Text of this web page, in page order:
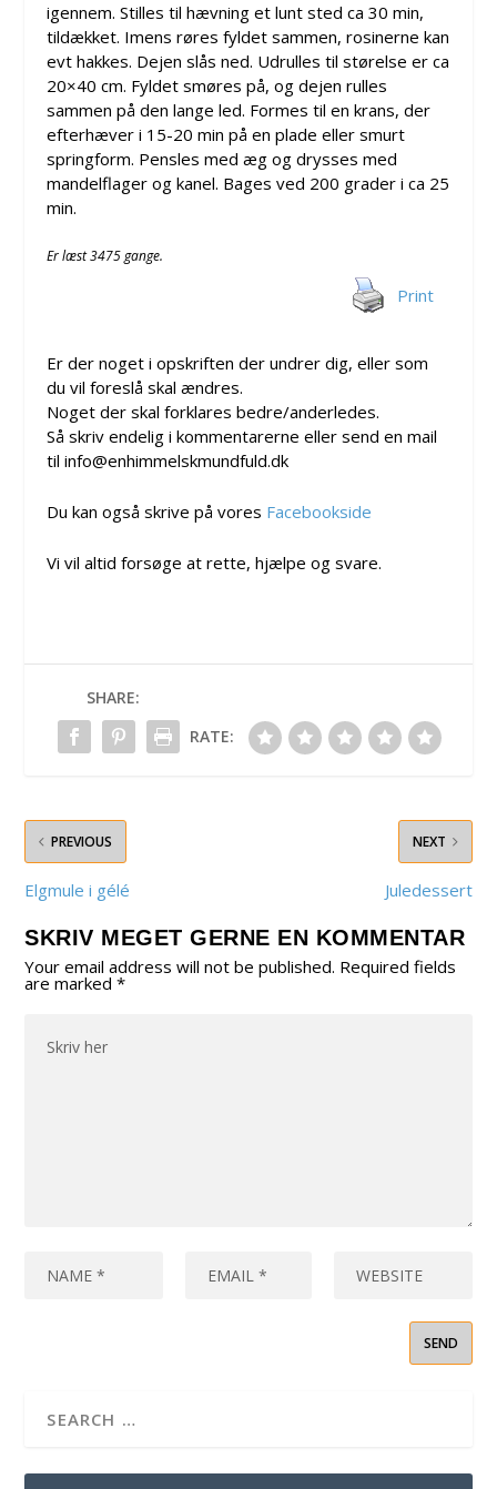
igennem. Stilles til hævning et lunt sted ca 30 min,
tildækket. Imens røres fyldet sammen, rosinerne kan
evt hakkes. Dejen slås ned. Udrulles til størelse er ca
20×40 cm. Fyldet smøres på, og dejen rulles
sammen på den lange led. Formes til en krans, der
efterhæver i 15-20 min på en plade eller smurt
springform. Pensles med æg og drysses med
mandelflager og kanel. Bages ved 200 grader i ca 25
min.
Er læst 3475 gange.
Print
Er der noget i opskriften der undrer dig, eller som
du vil foreslå skal ændres.
Noget der skal forklares bedre/anderledes.
Så skriv endelig i kommentarerne eller send en mail
til info@enhimmelskmundfuld.dk
Du kan også skrive på vores Facebookside
Vi vil altid forsøge at rette, hjælpe og svare.
SHARE:
RATE:
PREVIOUS
Elgmule i gélé
NEXT
Juledessert
SKRIV MEGET GERNE EN KOMMENTAR
Your email address will not be published. Required fields
are marked*